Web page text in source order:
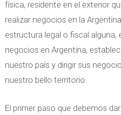
física, residente en el exterior
realizar negocios en la
estructura legal o fiscal alguna,
negocios en Argentina,
nuestro país y dirigir sus
nuestro bello territorio.
El primer paso que debemos